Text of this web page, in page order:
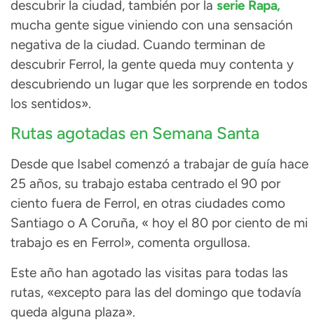
descubrir la ciudad, también por la serie Rapa,
mucha gente sigue viniendo con una sensación
negativa de la ciudad. Cuando terminan de
descubrir Ferrol, la gente queda muy contenta y
descubriendo un lugar que les sorprende en todos
los sentidos».
Rutas agotadas en Semana Santa
Desde que Isabel comenzó a trabajar de guía hace
25 años, su trabajo estaba centrado el 90 por
ciento fuera de Ferrol, en otras ciudades como
Santiago o A Coruña, « hoy el 80 por ciento de mi
trabajo es en Ferrol», comenta orgullosa.
Este año han agotado las visitas para todas las
rutas, «excepto para las del domingo que todavía
queda alguna plaza».